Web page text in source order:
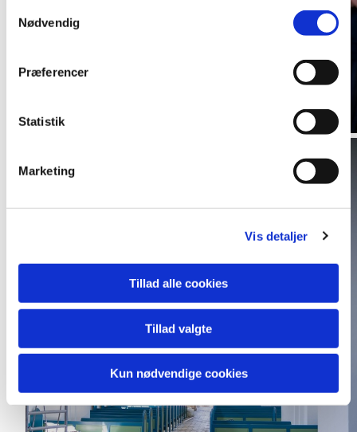
Nødvendig
Præferencer
Statistik
Marketing
Vis detaljer
Tillad alle cookies
Tillad valgte
Kun nødvendige cookies